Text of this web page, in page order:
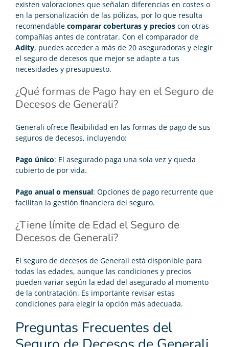
existen valoraciones que señalan diferencias en costes o
en la personalización de las pólizas, por lo que resulta
recomendable comparar coberturas y precios con otras
compañías antes de contratar. Con el comparador de
Adity, puedes acceder a más de 20 aseguradoras y elegir
el seguro de decesos que mejor se adapte a tus
necesidades y presupuesto.
¿Qué formas de Pago hay en el Seguro de
Decesos de Generali?
Generali ofrece flexibilidad en las formas de pago de sus
seguros de decesos, incluyendo:
Pago único: El asegurado paga una sola vez y queda
cubierto de por vida.
Pago anual o mensual: Opciones de pago recurrente que
facilitan la gestión financiera del seguro.
¿Tiene límite de Edad el Seguro de
Decesos de Generali?
El seguro de decesos de Generali está disponible para
todas las edades, aunque las condiciones y precios
pueden variar según la edad del asegurado al momento
de la contratación. Es importante revisar estas
condiciones para elegir la opción más adecuada.
Preguntas Frecuentes del